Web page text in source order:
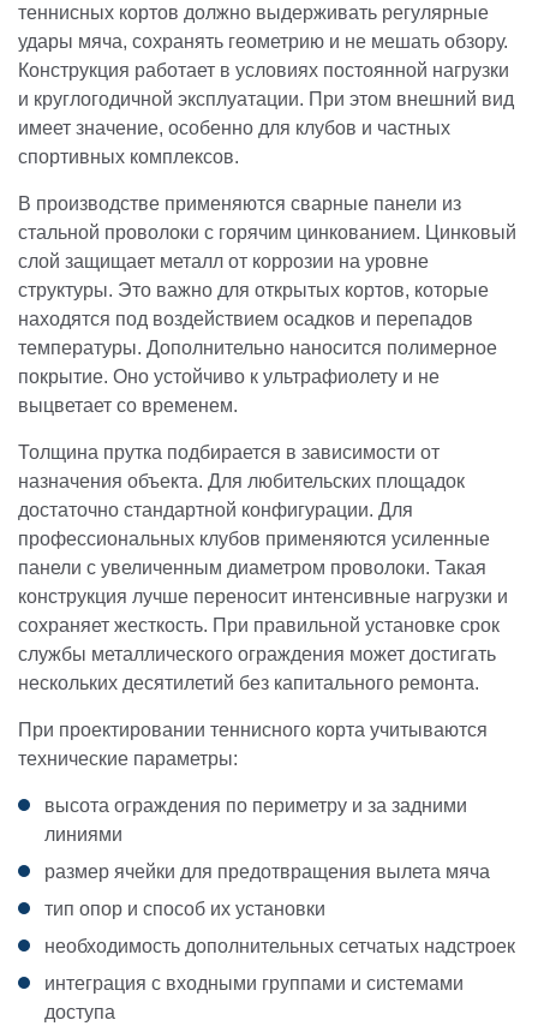
теннисных кортов должно выдерживать регулярные
удары мяча, сохранять геометрию и не мешать обзору.
Конструкция работает в условиях постоянной нагрузки
и круглогодичной эксплуатации. При этом внешний вид
имеет значение, особенно для клубов и частных
спортивных комплексов.
В производстве применяются сварные панели из
стальной проволоки с горячим цинкованием. Цинковый
слой защищает металл от коррозии на уровне
структуры. Это важно для открытых кортов, которые
находятся под воздействием осадков и перепадов
температуры. Дополнительно наносится полимерное
покрытие. Оно устойчиво к ультрафиолету и не
выцветает со временем.
Толщина прутка подбирается в зависимости от
назначения объекта. Для любительских площадок
достаточно стандартной конфигурации. Для
профессиональных клубов применяются усиленные
панели с увеличенным диаметром проволоки. Такая
конструкция лучше переносит интенсивные нагрузки и
сохраняет жесткость. При правильной установке срок
службы металлического ограждения может достигать
нескольких десятилетий без капитального ремонта.
При проектировании теннисного корта учитываются
технические параметры:
высота ограждения по периметру и за задними
линиями
размер ячейки для предотвращения вылета мяча
тип опор и способ их установки
необходимость дополнительных сетчатых надстроек
интеграция с входными группами и системами
доступа